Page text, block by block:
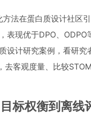
法在蛋白质设计社区
表现优于DPO、ODPO
设计研究案例，看研
去客观度量、比较
标权衡到离线